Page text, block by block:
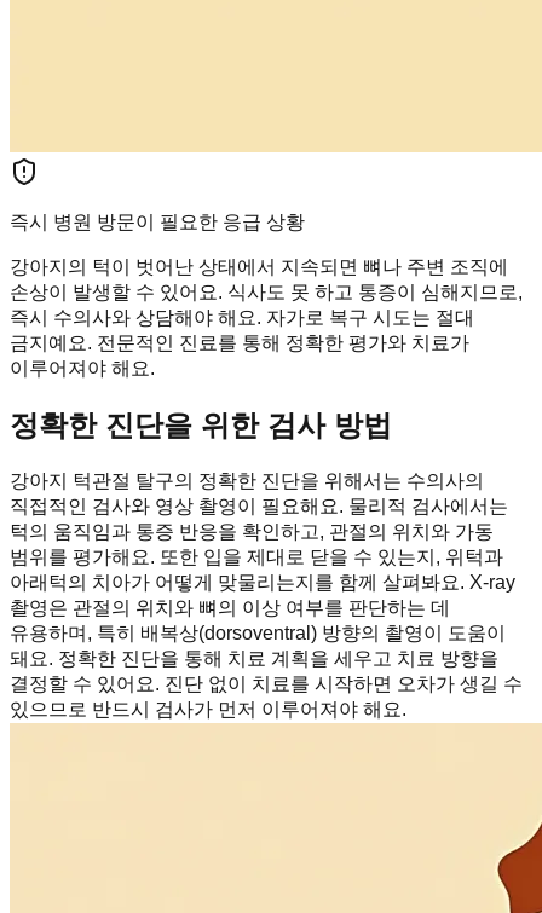
즉시 병원 방문이 필요한 응급 상황
강아지의 턱이 벗어난 상태에서 지속되면 뼈나 주변 조직에
손상이 발생할 수 있어요. 식사도 못 하고 통증이 심해지므로,
즉시 수의사와 상담해야 해요. 자가로 복구 시도는 절대
금지예요. 전문적인 진료를 통해 정확한 평가와 치료가
이루어져야 해요.
정확한 진단을 위한 검사 방법
강아지 턱관절 탈구의 정확한 진단을 위해서는 수의사의
직접적인 검사와 영상 촬영이 필요해요. 물리적 검사에서는
턱의 움직임과 통증 반응을 확인하고, 관절의 위치와 가동
범위를 평가해요. 또한 입을 제대로 닫을 수 있는지, 위턱과
아래턱의 치아가 어떻게 맞물리는지를 함께 살펴봐요. X-ray
촬영은 관절의 위치와 뼈의 이상 여부를 판단하는 데
유용하며, 특히 배복상(dorsoventral) 방향의 촬영이 도움이
돼요. 정확한 진단을 통해 치료 계획을 세우고 치료 방향을
결정할 수 있어요. 진단 없이 치료를 시작하면 오차가 생길 수
있으므로 반드시 검사가 먼저 이루어져야 해요.